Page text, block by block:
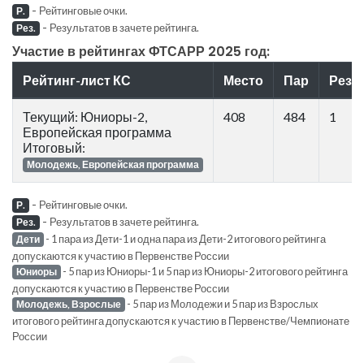
Р. - Рейтинговые очки.
Рез. - Результатов в зачете рейтинга.
Участие в рейтингах ФТСАРР 2025 год:
Рейтинг-лист КС Место Пар Рез.
Текущий: Юниоры-2,
Европейская программа
Итоговый:
Молодежь, Европейская программа
408 484 1
Р. - Рейтинговые очки.
Рез. - Результатов в зачете рейтинга.
Дети - 1 пара из Дети-1 и одна пара из Дети-2 итогового рейтинга
допускаются к участию в Первенстве России
Юниоры - 5 пар из Юниоры-1 и 5 пар из Юниоры-2 итогового рейтинга
допускаются к участию в Первенстве России
Молодежь, Взрослые - 5 пар из Молодежи и 5 пар из Взрослых
итогового рейтинга допускаются к участию в Первенстве/Чемпионате
России